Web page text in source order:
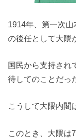
1914年、第一次山
の後任として大隈
国民から支持され
待してのことだっ
こうして大隈内閣
このとき、大隈は